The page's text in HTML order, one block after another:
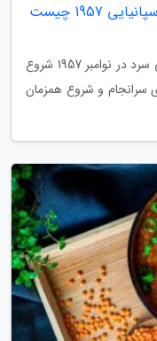
حقیقت عکس جدایی خانواده مهاجر اسپانیایی 1957 چیست
در بندر کوچک فِرول در شمال اسپانیا، صبحی سرد در نوامبر 1957 شروع
سرانجام و شروع همزمان